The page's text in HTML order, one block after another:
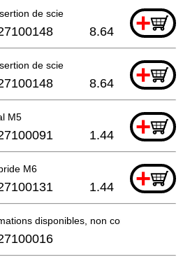
de scie +
8.64
de scie +
8.64
M5 +
1.44
M6 +
1.44
disponibles, non commandable